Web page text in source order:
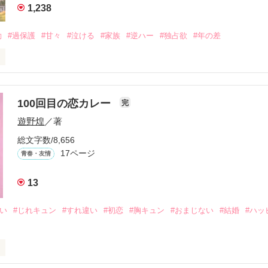
そして成長。
劇〜
1,238
#過保護 #甘々 #泣ける #家族 #逆ハー #独占欲 #年の差
いよ』
きてんのよ｣
てありがとう』
なきゃ良かった｣
100回目の恋カレー 完
遊野煌 ／著
総文字数/8,656
青春・友情 17ページ
13
#じれキュン #すれ違い #初恋 #胸キュン #おまじない #結婚 #ハッ